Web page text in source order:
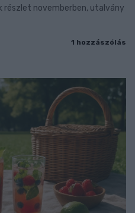
részlet novemberben, utalvány
1 hozzászólás